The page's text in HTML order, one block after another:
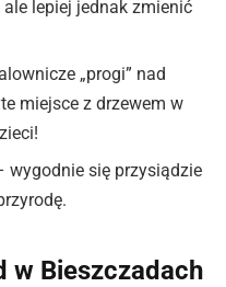
lepiej jednak zmienić
„progi” nad
miejsce z drzewem w
wygodnie się przysiądzie
w Bieszczadach